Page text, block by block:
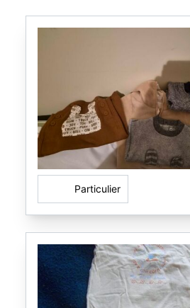
Particulier